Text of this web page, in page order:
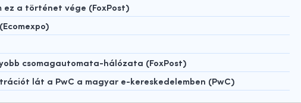
ez a történet vége (FoxPost)
csomagautomata-hálózata (FoxPost)
lát a PwC a magyar e-kereskedelemben (PwC)